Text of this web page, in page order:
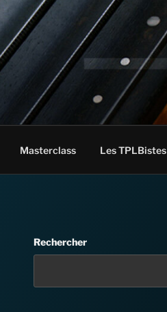
Masterclass Les TPLBistes
Rechercher